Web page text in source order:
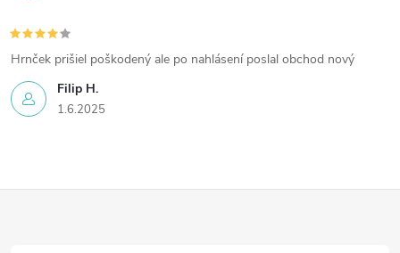
Filip H.
1.6.2025
Hrnček prišiel poškodený ale po nahlásení poslal obchod nový